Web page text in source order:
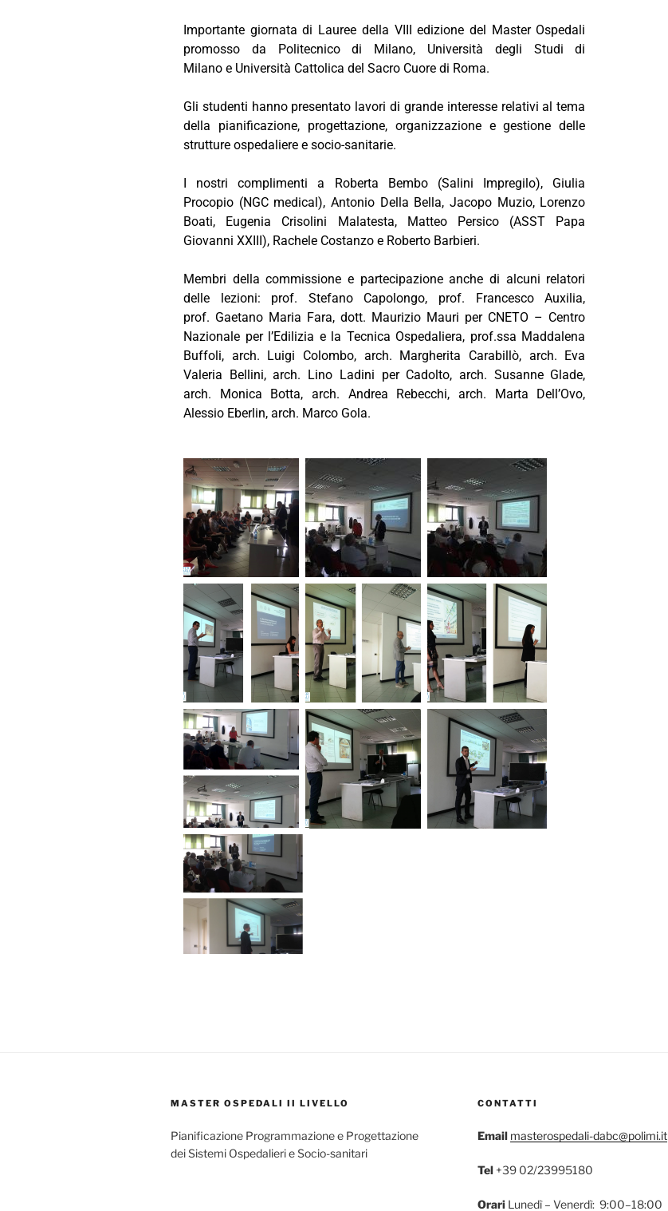
Importante giornata di Lauree della VIII edizione del Master Ospedali
promosso da Politecnico di Milano, Università degli Studi di
Milano e Università Cattolica del Sacro Cuore di Roma.
Gli studenti hanno presentato lavori di grande interesse relativi al tema
della pianificazione, progettazione, organizzazione e gestione delle
strutture ospedaliere e socio-sanitarie.
I nostri complimenti a Roberta Bembo (Salini Impregilo), Giulia
Procopio (NGC medical), Antonio Della Bella, Jacopo Muzio, Lorenzo
Boati, Eugenia Crisolini Malatesta, Matteo Persico (ASST Papa
Giovanni XXIII), Rachele Costanzo e Roberto Barbieri.
Membri della commissione e partecipazione anche di alcuni relatori
delle lezioni: prof. Stefano Capolongo, prof. Francesco Auxilia,
prof. Gaetano Maria Fara, dott. Maurizio Mauri per CNETO – Centro
Nazionale per l’Edilizia e la Tecnica Ospedaliera, prof.ssa Maddalena
Buffoli, arch. Luigi Colombo, arch. Margherita Carabillò, arch. Eva
Valeria Bellini, arch. Lino Ladini per Cadolto, arch. Susanne Glade,
arch. Monica Botta, arch. Andrea Rebecchi, arch. Marta Dell’Ovo,
Alessio Eberlin, arch. Marco Gola.
MASTER OSPEDALI II LIVELLO
Pianificazione Programmazione e Progettazione
dei Sistemi Ospedalieri e Socio-sanitari
CONTATTI
Email masterospedali-dabc@polimi.it
Tel +39 02/23995180
Orari Lunedì – Venerdì: 9:00–18:00